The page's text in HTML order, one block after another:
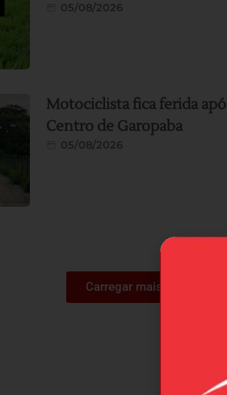
05/08/2026
Motociclista fica ferida
Centro de Garopaba
05/08/2026
Carregar mais +